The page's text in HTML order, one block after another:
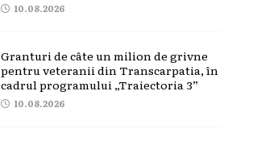
10.08.2026
Granturi de câte un milion de grivne
pentru veteranii din Transcarpatia, în
cadrul programului „Traiectoria 3”
10.08.2026